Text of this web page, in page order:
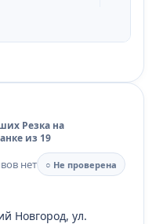
Резка на
из 19
нет
○ Не проверена
Новгород, ул.